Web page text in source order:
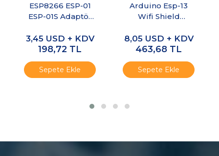
ESP8266 ESP-01
ESP-01S Adaptör
Kontrol Modülü
3,45 USD + KDV
198,72 TL
Sepete Ekle
Arduino Esp-13
Wifi Shield
8,05 USD + KDV
463,68 TL
Sepete Ekle